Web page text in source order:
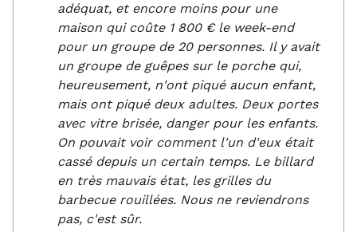
adéquat, et encore moins pour une
maison qui coûte 1 800 € le week-end
pour un groupe de 20 personnes. Il y avait
un groupe de guêpes sur le porche qui,
heureusement, n'ont piqué aucun enfant,
mais ont piqué deux adultes. Deux portes
avec vitre brisée, danger pour les enfants.
On pouvait voir comment l'un d'eux était
cassé depuis un certain temps. Le billard
en très mauvais état, les grilles du
barbecue rouillées. Nous ne reviendrons
pas, c'est sûr.